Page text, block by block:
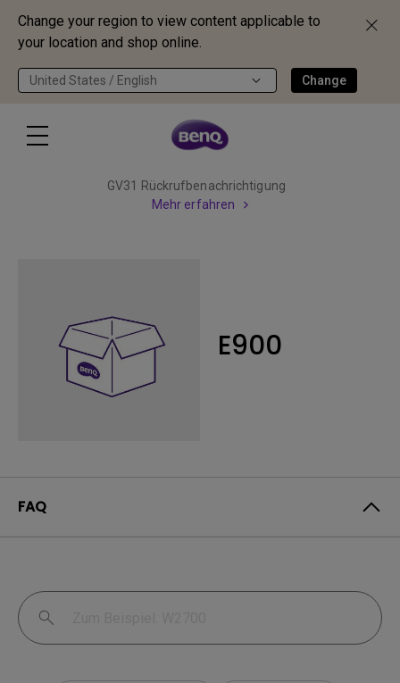
Change your region to view content applicable to
your location and shop online.
United States / English Change
GV31 Rückrufbenachrichtigung
Mehr erfahren
E900
FAQ